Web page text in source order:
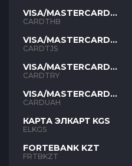
VISA/MASTERCARD
THB
CARDTHB
VISA/MASTERCARD
TJS
CARDTJS
VISA/MASTERCARD
TYR
CARDTRY
VISA/MASTERCARD
UAH
CARDUAH
КАРТА ЭЛКАРТ KGS
ELKGS
FORTEBANK KZT
FRTBKZT